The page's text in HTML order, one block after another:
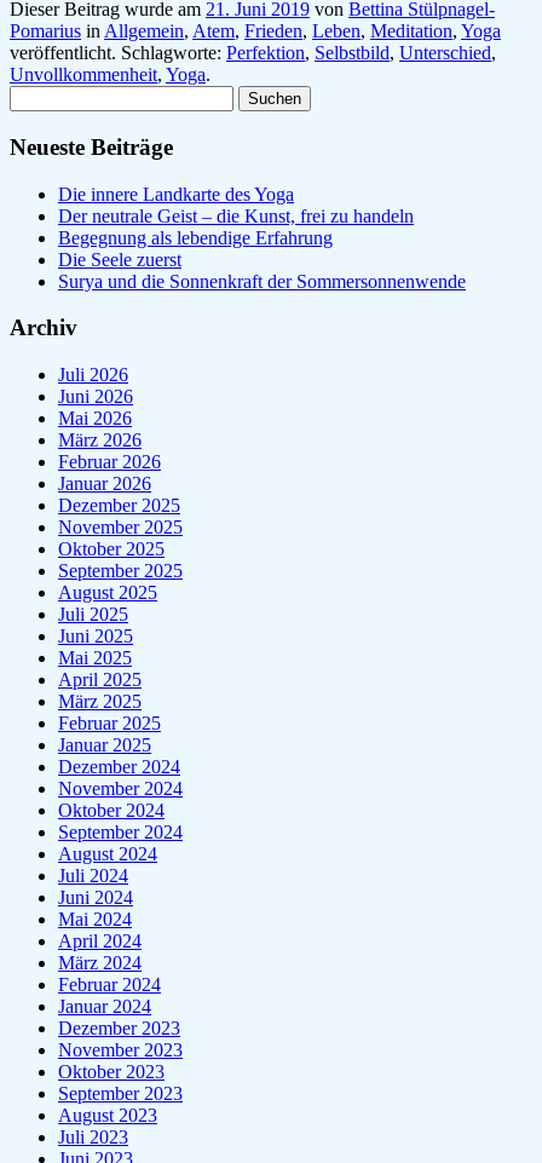
Dieser Beitrag wurde am 21. Juni 2019 von Bettina Stülpnagel-
Pomarius in Allgemein, Atem, Frieden, Leben, Meditation, Yoga
veröffentlicht. Schlagworte: Perfektion, Selbstbild, Unterschied,
Unvollkommenheit, Yoga.
nach:
Neueste Beiträge
Die innere Landkarte des Yoga
Der neutrale Geist – die Kunst, frei zu handeln
Begegnung als lebendige Erfahrung
Die Seele zuerst
Surya und die Sonnenkraft der Sommersonnenwende
Archiv
Juli 2026
Juni 2026
Mai 2026
März 2026
Februar 2026
Januar 2026
Dezember 2025
November 2025
Oktober 2025
September 2025
August 2025
Juli 2025
Juni 2025
Mai 2025
April 2025
März 2025
Februar 2025
Januar 2025
Dezember 2024
November 2024
Oktober 2024
September 2024
August 2024
Juli 2024
Juni 2024
Mai 2024
April 2024
März 2024
Februar 2024
Januar 2024
Dezember 2023
November 2023
Oktober 2023
September 2023
August 2023
Juli 2023